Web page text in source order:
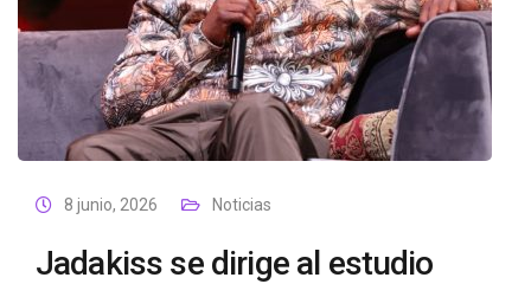
8 junio, 2026 Noticias
Jadakiss se dirige al estudio